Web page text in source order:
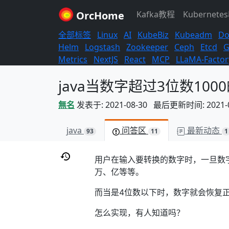
OrcHome Kafka教程
全部标签 Linux AI KubeBiz Kubeadm
Helm
Logstash Zookeeper Ceph Etcd
Metrics
NextJS React MCP LLaMA-
java当数字超过3位数
無名 发表于: 2021-08-30 最后更新时间:
java 93 问答区 11 最新动态 1
用户在输入要转换的数字时，一旦
万、亿等等。
而当是4位数以下时，数字就会恢复
怎么实现，有人知道吗？